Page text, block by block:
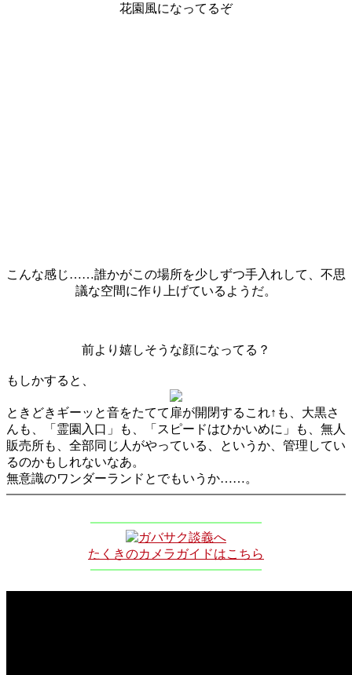
花園風になってるぞ
こんな感じ……誰かがこの場所を少しずつ手入れして、不思
議な空間に作り上げているようだ。
前より嬉しそうな顔になってる？
もしかすると、
ときどきギーッと音をたてて扉が開閉するこれ↑も、大黒さ
んも、「霊園入口」も、「スピードはひかいめに」も、無人
販売所も、全部同じ人がやっている、というか、管理してい
るのかもしれないなあ。
無意識のワンダーランドとでもいうか……。
たくきのカメラガイドはこちら